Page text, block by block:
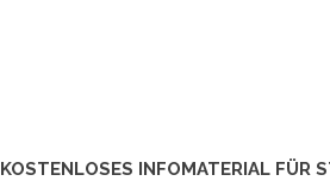
KOSTENLOSES INFOMATERIAL FÜR